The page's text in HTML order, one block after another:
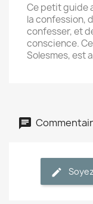
Ce petit guide
la confession,
confesser, et
conscience.
Solesmes, est